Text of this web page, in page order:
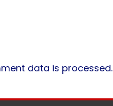
data is processed.